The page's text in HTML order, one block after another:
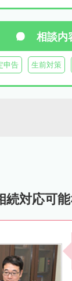
相談内
申告 生前対策
続対応可